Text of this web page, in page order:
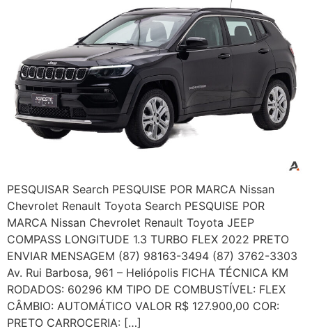
PESQUISAR Search PESQUISE POR MARCA Nissan
Chevrolet Renault Toyota Search PESQUISE POR
MARCA Nissan Chevrolet Renault Toyota JEEP
COMPASS LONGITUDE 1.3 TURBO FLEX 2022 PRETO
ENVIAR MENSAGEM (87) 98163-3494 (87) 3762-3303
Av. Rui Barbosa, 961 – Heliópolis FICHA TÉCNICA KM
RODADOS: 60296 KM TIPO DE COMBUSTÍVEL: FLEX
CÂMBIO: AUTOMÁTICO VALOR R$ 127.900,00 COR:
PRETO CARROCERIA: […]